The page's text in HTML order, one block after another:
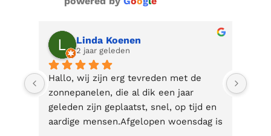
Paul Huijgen
2 jaar geleden
Half juni zijn door Tek Power
zonnepanelen geplaatst en het hele
proces is vlotjes, duidelijk en goed
verlopen. Duidelijke offerte, Rico